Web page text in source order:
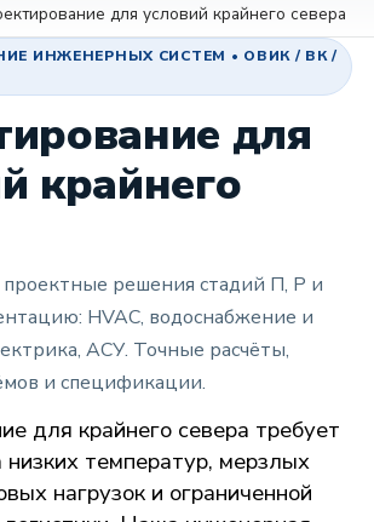
для условий крайнего севера
ИНЖЕНЕРНЫХ СИСТЕМ • ОВИК / ВК /
для
крайнего
решения стадий П, Р и
HVAC, водоснабжение и
АСУ. Точные расчёты,
и спецификации.
для крайнего севера требует
низких температур, мерзлых
нагрузок и ограниченной